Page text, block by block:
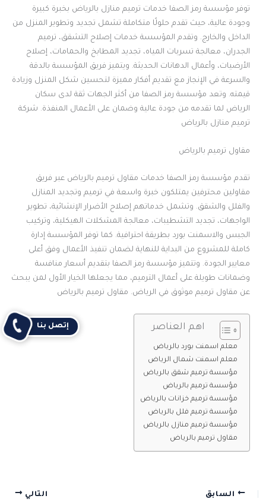
توفر مؤسسة رمز الصفا خدمات ترميم منازل بالرياض بخبرة كبيرة
وجودة عالية، حيث تقدم حلولًا متكاملة تشمل تجديد وتطوير المنزل من
الداخل والخارج. وتقدم المؤسسة خدمات إصلاح التشقق، ترميم
الجدران، معالجة تسربات المياه، تجديد المطابخ والحمامات، إصلاح
الأرضيات، وأعمال الدهانات الحديثة. ويتميز فريق المؤسسة بالدقة
والسرعة في الإنجاز مع تقديم أفكار مميزة لتحسين شكل المنزل وزيادة
قيمته. وتعد مؤسسة رمز الصفا من أكثر الجهات ثقة لدى سكان
الرياض لما تقدمه من جودة عالية وضمان على الأعمال المنفذة. شركة
ترميم منازل بالرياض
مقاول ترميم بالرياض
تقدم مؤسسة رمز الصفا خدمات مقاول ترميم بالرياض عبر فريق
مقاولين محترفين يمتلكون خبرة واسعة في ترميم وتجديد المنازل
والفلل والشقق. وتشمل خدماتهم إصلاح الأضرار الإنشائية، تطوير
الواجهات، تجديد التشطيبات، معالجة المشكلات الهيكلية، وتركيب
الجبس والاسمنت بورد بطريقة احترافية. كما توفر المؤسسة إدارة
كاملة للمشروع من البداية للنهاية لضمان تنفيذ الأعمال وفق أعلى
معايير الجودة. وتتميز مؤسسة رمز الصفا بتقديم أسعار منافسة
وضمانات طويلة على أعمال الترميم، مما يجعلها الخيار الأول لمن يبحث
عن مقاول ترميم موثوق في الرياض. مقاول ترميم بالرياض
اهم العناصر
معلم اسمنت بورد بالرياض
معلم اسمنت شمال الرياض
مؤسسة ترميم شقق بالرياض
مؤسسة ترميم بالرياض
مؤسسة ترميم خزانات بالرياض
مؤسسة ترميم فلل بالرياض
مؤسسة ترميم منازل بالرياض
مقاول ترميم بالرياض
السابق التالي
إتصل بنا